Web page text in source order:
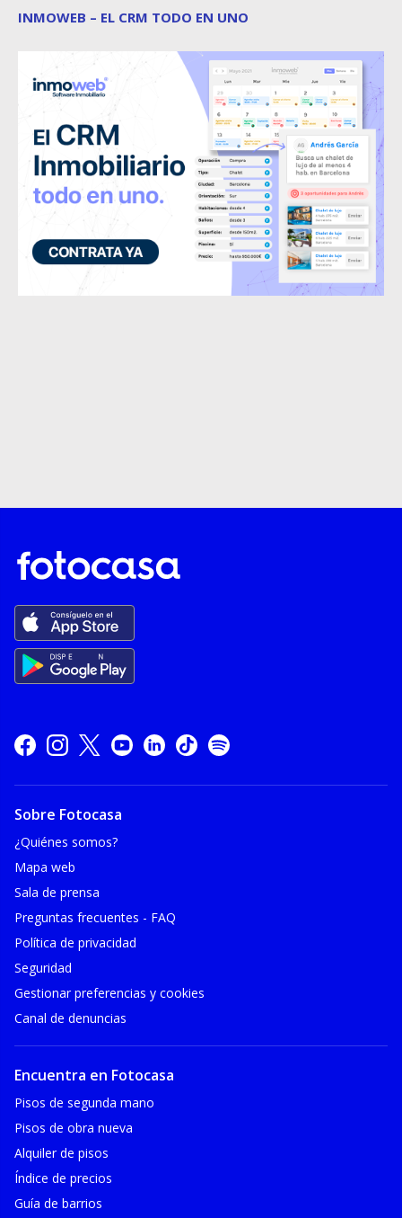
INMOWEB – EL CRM TODO EN UNO
Sobre Fotocasa
¿Quiénes somos?
Mapa web
Sala de prensa
Preguntas frecuentes - FAQ
Política de privacidad
Seguridad
Gestionar preferencias y cookies
Canal de denuncias
Encuentra en Fotocasa
Pisos de segunda mano
Pisos de obra nueva
Alquiler de pisos
Índice de precios
Guía de barrios